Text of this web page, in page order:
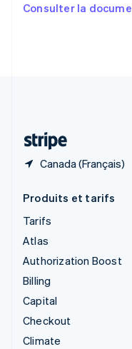
Consulter la
Canada (Français)
English
Produits et tarifs
Tarifs
Atlas
Authorization Boost
Billing
Capital
Checkout
Climate